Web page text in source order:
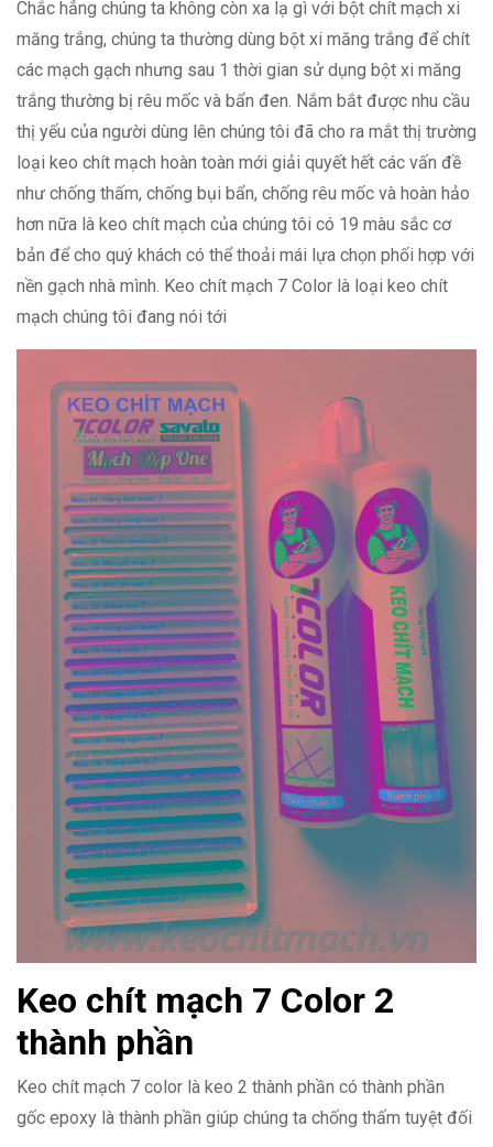
Chắc hẳng chúng ta không còn xa lạ gì với bột chít mạch xi
măng trắng, chúng ta thường dùng bột xi măng trắng để chít
các mạch gạch nhưng sau 1 thời gian sử dụng bột xi măng
trắng thường bị rêu mốc và bẩn đen. Nắm bắt được nhu cầu
thị yếu của người dùng lên chúng tôi đã cho ra mắt thị trường
loại keo chít mạch hoàn toàn mới giải quyết hết các vấn đề
như chống thấm, chống bụi bẩn, chống rêu mốc và hoàn hảo
hơn nữa là keo chít mạch của chúng tôi có 19 màu sắc cơ
bản để cho quý khách có thể thoải mái lựa chọn phối hợp với
nền gạch nhà mình. Keo chít mạch 7 Color là loại keo chít
mạch chúng tôi đang nói tới
Keo chít mạch 7 Color 2
thành phần
Keo chít mạch 7 color là keo 2 thành phần có thành phần
gốc epoxy là thành phần giúp chúng ta chống thấm tuyệt đối